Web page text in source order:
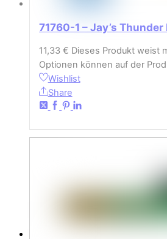
71760-1 – Jay’s Thunder
11,33 € Dieses Produkt weist
Optionen können auf der
Wishlist
Share